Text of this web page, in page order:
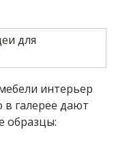
интерьер
в галерее дают
образцы: